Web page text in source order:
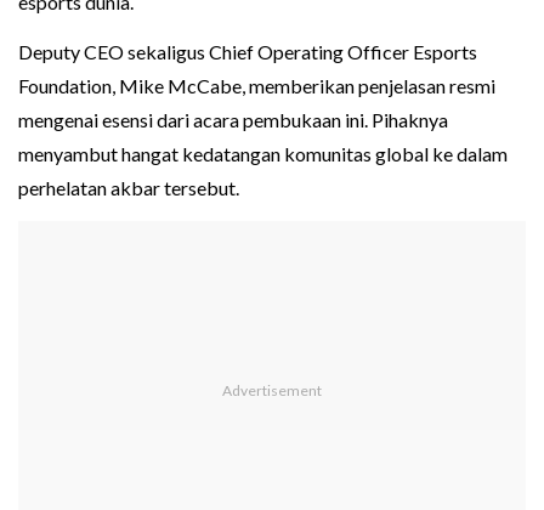
Deputy CEO sekaligus Chief Operating Officer Esports
Foundation, Mike McCabe, memberikan penjelasan resmi
mengenai esensi dari acara pembukaan ini. Pihaknya
menyambut hangat kedatangan komunitas global ke dalam
perhelatan akbar tersebut.